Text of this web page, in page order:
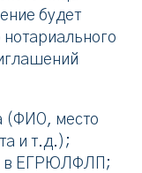
будет
(ФИО, место
и т.д.);
в ЕГРЮЛФЛП;